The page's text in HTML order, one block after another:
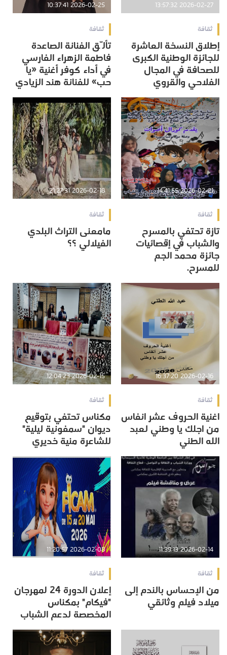
2026-02-27 13:57:32
ثقافة
إطلاق النسخة العاشرة
للجائزة الوطنية الكبرى
للصحافة في المجال
الفلاحي والقروي
2026-02-25 10:37:41
ثقافة
تألّق الفنانة الصاعدة
فاطمة الزهراء الفارسي
في أداء كوفر أغنية «يا
حب» للفنانة هند الزيادي
2026-02-21 14:41:55
ثقافة
تازة تحتفي بالمسرح
والشباب في إقصائيات
جائزة محمد الجم
للمسرح.
2026-02-18 21:27:31
ثقافة
مامعنى التراث البلدي
الفيلالي ؟؟
2026-02-16 16:37:20
ثقافة
اغنية الحروف عشر انفاس
من اجلك يا وطني لعبد
الله الطني
2026-02-15 12:04:23
ثقافة
مكناس تحتفي بتوقيع
ديوان "سمفونية ليلية"
للشاعرة منية خديري
2026-02-14 11:39:13
ثقافة
من الإحساس بالندم إلى
ميلاد فيلم وثائقي
2026-02-08 11:20:57
ثقافة
إعلان الدورة 24 لمهرجان
"فيكام" بمكناس
المخصصة لدعم الشباب